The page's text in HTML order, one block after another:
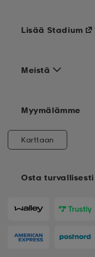
Meistä
Osta turvallisesti
Lisää Stadium
Myymälämme
Karttaan